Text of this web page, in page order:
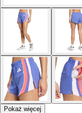
Pokaż więcej